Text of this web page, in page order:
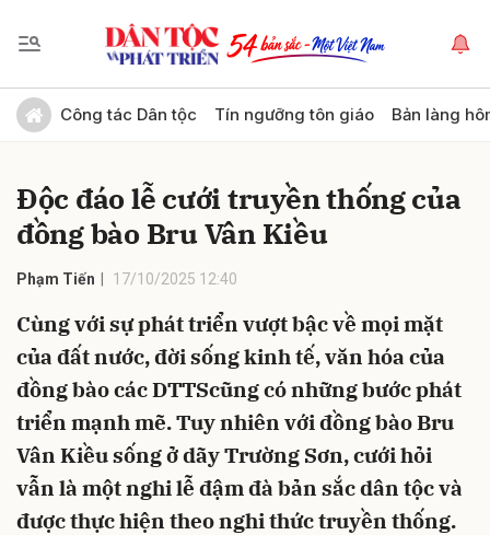
Công tác Dân tộc Tín ngưỡng tôn giáo Bản làng
Độc đáo lễ cưới truyền thống của
đồng bào Bru Vân Kiều
Phạm Tiến 17/10/2025 12:40
Cùng với sự phát triển vượt bậc về mọi mặt
của đất nước, đời sống kinh tế, văn hóa của
đồng bào các DTTScũng có những bước phát
triển mạnh mẽ. Tuy nhiên với đồng bào Bru
Vân Kiều sống ở dãy Trường Sơn, cưới hỏi
vẫn là một nghi lễ đậm đà bản sắc dân tộc và
được thực hiện theo nghi thức truyền thống.
Gửi bình luận
Hủy Gửi